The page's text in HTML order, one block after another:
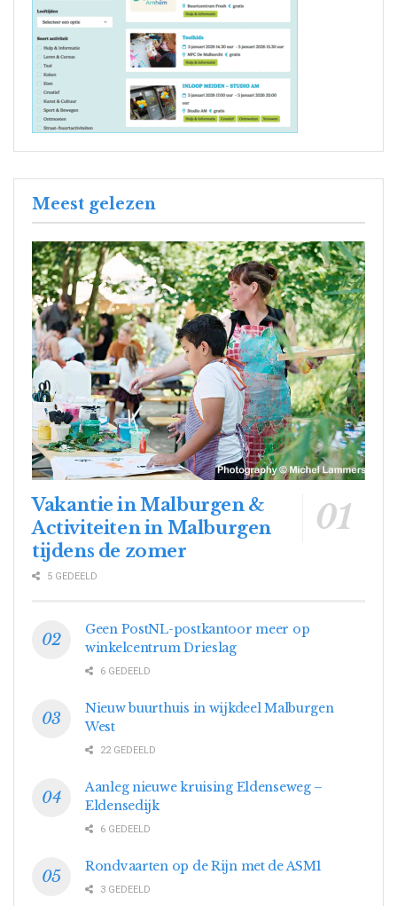
Meest gelezen
Vakantie in Malburgen &
Activiteiten in Malburgen
tijdens de zomer
5 GEDEELD
Geen PostNL-postkantoor meer op
winkelcentrum Drieslag
6 GEDEELD
Nieuw buurthuis in wijkdeel Malburgen
West
22 GEDEELD
Aanleg nieuwe kruising Eldenseweg –
Eldensedijk
6 GEDEELD
Rondvaarten op de Rijn met de ASM1
3 GEDEELD